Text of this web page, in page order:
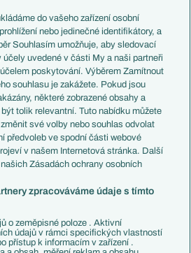
Francie
Itálie
Německo
Španělsko
Argentina
Brazílie
Přestupy
Zápasy
Livescore
Tipovací soutěž
do vašeho zařízení osobní
nebo jedinečné identifikátory, a
Souhlasím umožňuje, aby sledovací
uvedené v části My a naši partneři
poskytování. Výběrem Zamítnout
souhlasu je zakážete. Pokud jsou
některé zobrazené obsahy a
tolik relevantní. Tuto nabídku můžete
své volby nebo souhlas odvolat
předvoleb ve spodní části webové
v našem Internetová stránka. Další
Zásadách ochrany osobních
zpracováváme údaje s tímto
o zeměpisné poloze . Aktivní
údajů v rámci specifických vlastností
přístup k informacím v zařízení .